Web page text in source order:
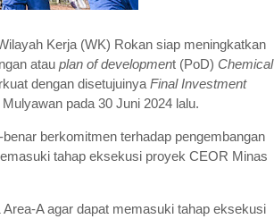
Kerja (WK) Rokan siap meningkatkan
atau plan of development (PoD) Chemical
dengan disetujuinya Final Investment
pada 30 Juni 2024 lalu.
berkomitmen terhadap pengembangan
tahap eksekusi proyek CEOR Minas
A agar dapat memasuki tahap eksekusi